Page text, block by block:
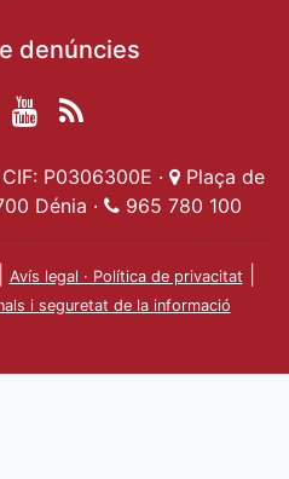
denúncies
de Dénia
Twitter Ajuntament
de Dénia
Ajuntament de
Dénia
Actualitat
Ajuntament
P0306300E ·
Plaça de
Dénia ·
965 780 100
Avís legal · Política de privacitat
i seguretat de la informació